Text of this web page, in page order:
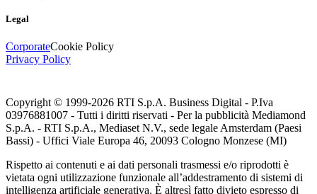
Legal
CorporateCookie Policy
Privacy Policy
Copyright © 1999-2026 RTI S.p.A. Business Digital - P.Iva
03976881007 - Tutti i diritti riservati - Per la pubblicità Mediamond
S.p.A. - RTI S.p.A., Mediaset N.V., sede legale Amsterdam (Paesi
Bassi) - Uffici Viale Europa 46, 20093 Cologno Monzese (MI)
Rispetto ai contenuti e ai dati personali trasmessi e/o riprodotti è
vietata ogni utilizzazione funzionale all’addestramento di sistemi di
intelligenza artificiale generativa. È altresì fatto divieto espresso di